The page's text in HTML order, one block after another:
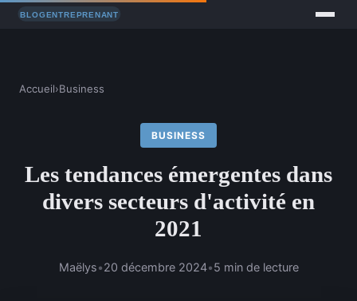
Accueil›Business
BUSINESS
Les tendances émergentes dans
divers secteurs d'activité en
2021
Maëlys•20 décembre 2024•5 min de lecture